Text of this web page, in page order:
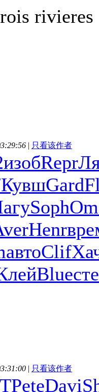
rivieres
| 只看该作者
изобRepr
КувшGard
Soph
Henr
автоClif
Blue
| 只看该作者
PeteDavi